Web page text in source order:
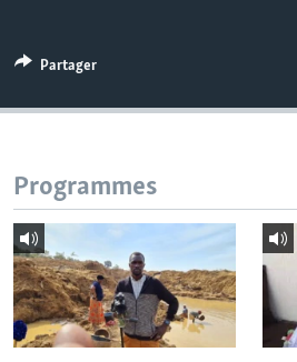
Partager
Programmes